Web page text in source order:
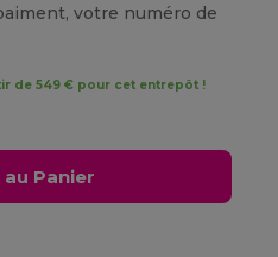
votre numéro de
de 549 € pour cet entrepôt !
Panier